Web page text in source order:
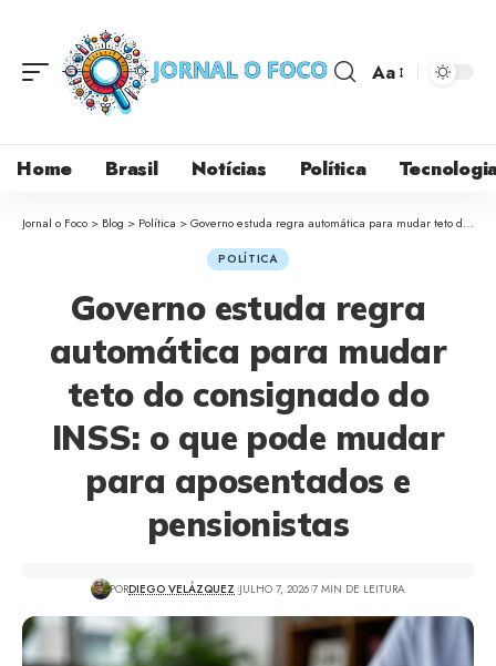
Aa
Home Brasil Notícias Política
Jornal o Foco > Blog > Política >Governo estuda regra automática para mudar teto do consignado do INSS: o que pode mudar para aposentados e pensionistas
POLÍTICA
Governo estuda regra
automática para mudar
teto do consignado do
INSS: o que pode mudar
para aposentados e
pensionistas
PORDIEGO VELÁZQUEZ JULHO 7, 2026 7 MIN DE LEITURA